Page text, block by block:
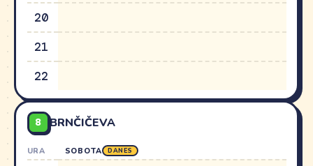
20
21
22
8 BRNČIČEVA
URA SOBOTA DANES